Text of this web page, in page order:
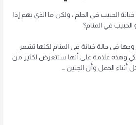
الحبيب في الحلم ، ولكن ما الذي يهم إذا
الحبيب في المنام؟
في حالة خيانة في المنام لكنها تشعر
وهذه علامة على أنها ستتعرض لكثير من
أثناء الحمل وأن الجنين …